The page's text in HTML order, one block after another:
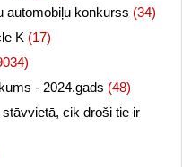
automobiļu konkurss (34)
K (17)
- 2024.gads (48)
cik droši tie ir